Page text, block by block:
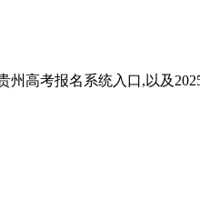
高考报名系统入口,以及